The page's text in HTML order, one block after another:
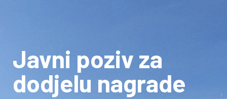
Javni poziv za
dodjelu nagrade